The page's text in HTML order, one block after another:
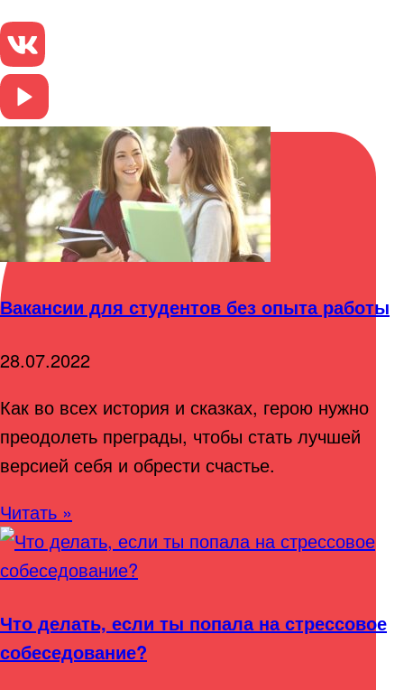
Вакансии для студентов без опыта работы
28.07.2022
Как во всех история и сказках, герою нужно
преодолеть преграды, чтобы стать лучшей
версией себя и обрести счастье.
Читать »
Что делать, если ты попала на стрессовое
собеседование?